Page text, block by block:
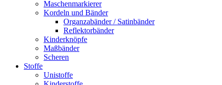
Maschenmarkierer
Kordeln und Bänder
Organzabänder / Satinbänder
Reflektorbänder
Kinderknöpfe
Maßbänder
Scheren
Stoffe
Unistoffe